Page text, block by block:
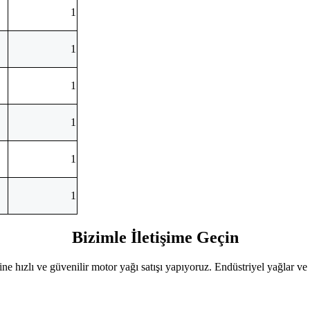
1
1
1
1
1
1
Bizimle İletişime Geçin
hızlı ve güvenilir motor yağı satışı yapıyoruz. Endüstriyel yağlar